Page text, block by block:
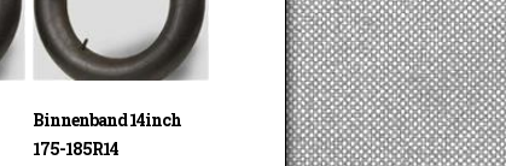
Binnenband 14inch
175-185R14